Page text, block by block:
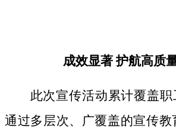
成效显著护航高质
此次宣传活动累计覆盖职
通过多层次、广覆盖的宣传教